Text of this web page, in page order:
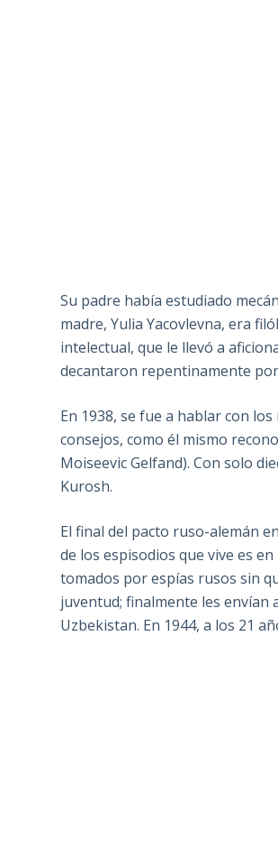
Su padre había estudiado
madre, Yulia Yacovlevna, era
intelectual, que le llevó a
decantaron repentinamente por
En 1938, se fue a hablar con
consejos, como él mismo
Moiseevic Gelfand). Con solo
Kurosh.
El final del pacto ruso-alemán
de los espisodios que vive es
tomados por espías rusos sin
juventud; finalmente les envían
Uzbekistan. En 1944, a los 21